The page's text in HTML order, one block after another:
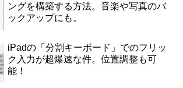
ングを構築する方法。音楽や写真のバ
ックアップにも。
iPadの「分割キーボード」でのフリッ
ク入力が超爆速な件。位置調整も可
能！